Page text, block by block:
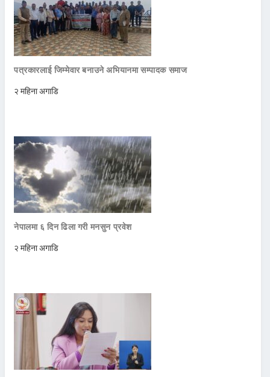
पत्रकारलाई जिम्मेवार बनाउने अभियानमा सम्पादक समाज
२ महिना अगाडि
नेपालमा ६ दिन ढिला गरी मनसुन प्रवेश
२ महिना अगाडि